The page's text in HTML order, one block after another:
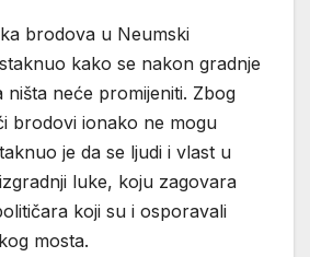
brodova u Neumski
kako se nakon gradnje
ništa neće promijeniti. Zbog
brodovi ionako ne mogu
je da se ljudi i vlast u
luke, koju zagovara
koji su i osporavali
mosta.